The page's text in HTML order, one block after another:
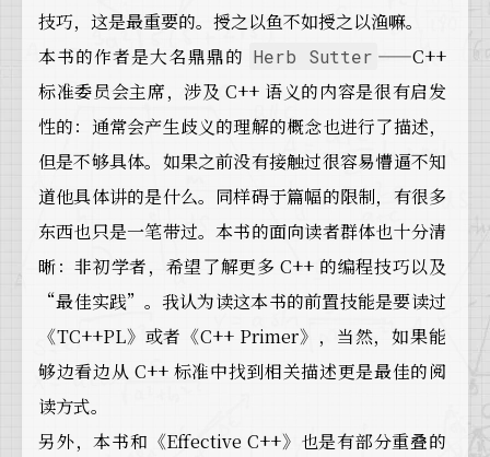
技巧，这是最重要的。授之以鱼不如授之以渔嘛。
本书的作者是大名鼎鼎的 Herb Sutter ——C++
标准委员会主席，涉及 C++ 语义的内容是很有启发
性的：通常会产生歧义的理解的概念也进行了描述，
但是不够具体。如果之前没有接触过很容易懵逼不知
道他具体讲的是什么。同样碍于篇幅的限制，有很多
东西也只是一笔带过。本书的面向读者群体也十分清
晰：非初学者，希望了解更多 C++ 的编程技巧以及
“最佳实践”。我认为读这本书的前置技能是要读过
《TC++PL》或者《C++ Primer》，当然，如果能
够边看边从 C++ 标准中找到相关描述更是最佳的阅
读方式。
另外，本书和《Effective C++》也是有部分重叠的